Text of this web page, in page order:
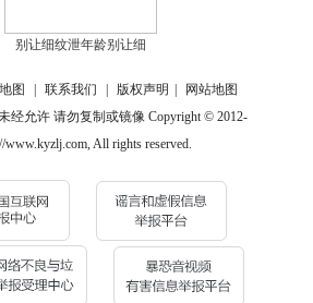
别让细纹泄年龄别让细
图 联系我们 版权声明
网站地图
经允许 请勿复制或镜像 Copyright © 2012-
www.kyzlj.com, All rights reserved.